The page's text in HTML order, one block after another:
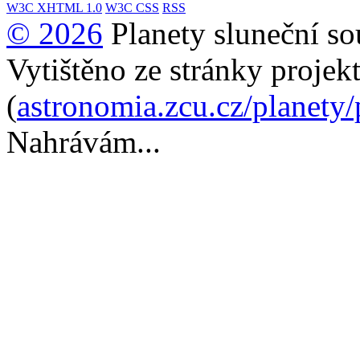
W3C XHTML 1.0 W3C CSS RSS
© 2026 Planety sluneční
Vytištěno ze stránky
(astronomia.zcu.cz/
Nahrávám...